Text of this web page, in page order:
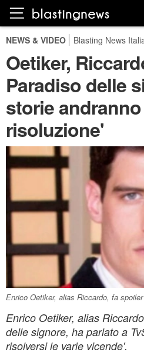
NEWS & VIDEO Blasting News
Oetiker,
Paradiso delle
storie
risoluzione'
Enrico Oetiker, alias Riccardo, fa
Enrico Oetiker, alias
delle signore, ha parlato a
risolversi le varie vicende'.